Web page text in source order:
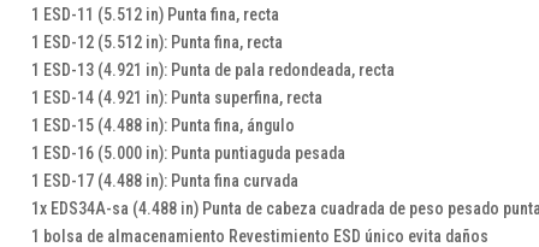
1 ESD-11 (5.512 in) Punta fina, recta
1 ESD-12 (5.512 in): Punta fina, recta
1 ESD-13 (4.921 in): Punta de pala redondeada, recta
1 ESD-14 (4.921 in): Punta superfina, recta
1 ESD-15 (4.488 in): Punta fina, ángulo
1 ESD-16 (5.000 in): Punta puntiaguda pesada
1 ESD-17 (4.488 in): Punta fina curvada
1x EDS34A-sa (4.488 in) Punta de cabeza cuadrada de peso pesado
1 bolsa de almacenamiento Revestimiento ESD único evita daños